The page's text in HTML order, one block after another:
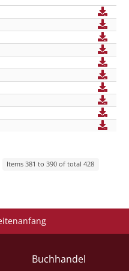
Items 381 to 390 of total 428
Buchhandel